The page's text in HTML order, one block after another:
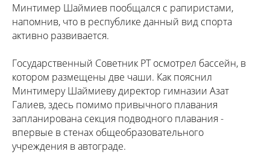
Минтимер Шаймиев пообщался с рапиристами,
напомнив, что в республике данный вид спорта
активно развивается.
Государственный Советник РТ осмотрел бассейн, в
котором размещены две чаши. Как пояснил
Минтимеру Шаймиеву директор гимназии Азат
Галиев, здесь помимо привычного плавания
запланирована секция подводного плавания -
впервые в стенах общеобразовательного
учреждения в автограде.